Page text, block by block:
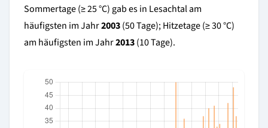
Sommertage (≥ 25 °C) gab es in Lesachtal am
häufigsten im Jahr2003(50 Tage); Hitzetage (≥ 30 °C)
am häufigsten im Jahr2013(10 Tage).